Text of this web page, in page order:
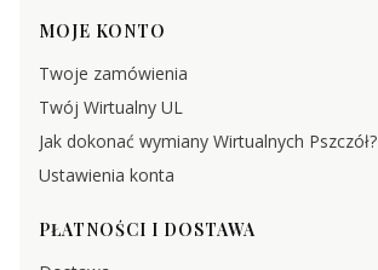
MOJE KONTO
Twoje zamówienia
Twój Wirtualny UL
Jak dokonać wymiany Wirtualnych Pszczół?
Ustawienia konta
PŁATNOŚCI I DOSTAWA